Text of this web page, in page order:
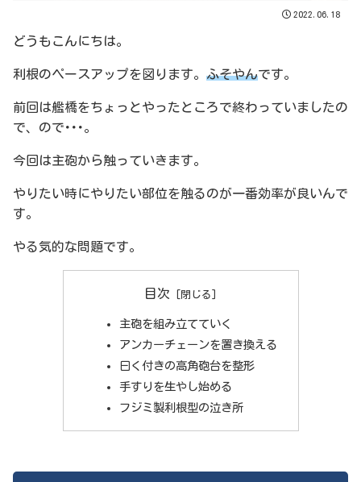
2022.06.18
どうもこんにちは。
利根のペースアップを図ります。 ふそやんです。
前回は艦橋をちょっとやったところで終わっていましたの
で、ので･･･。
今回は主砲から触っていきます。
やりたい時にやりたい部位を触るのが一番効率が良いんで
す。
やる気的な問題です。
目次
主砲を組み立てていく
アンカーチェーンを置き換える
曰く付きの高角砲台を整形
手すりを生やし始める
フジミ製利根型の泣き所